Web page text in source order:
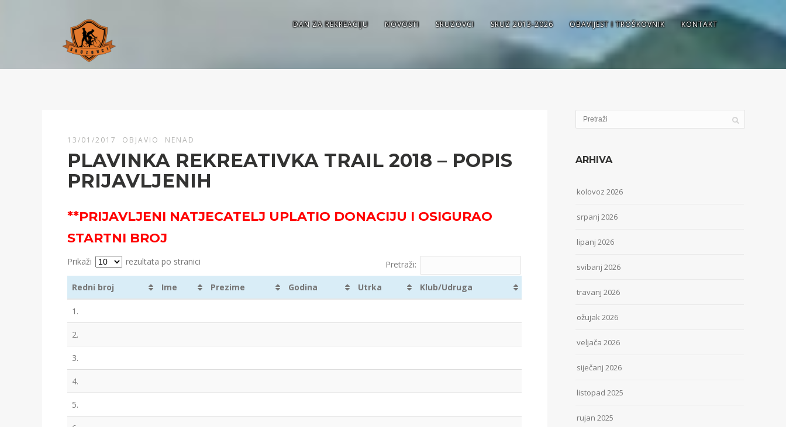
DAN ZA REKREACIJU NOVOSTI SRUZOVCI SRUZ 2013-2026 OBAVIJEST I TROŠKOVNIK KONTAKT
13/01/2017 OBJAVIO NENAD
PLAVINKA REKREATIVKA TRAIL 2018 – POPIS
PRIJAVLJENIH
**PRIJAVLJENI NATJECATELJ UPLATIO DONACIJU I OSIGURAO
STARTNI BROJ
Prikaži rezultata po stranici Pretraži:
Redni broj Ime Prezime Godina Utrka Klub/Udruga
1.
2.
3.
4.
5.
ARHIVA
kolovoz 2026
srpanj 2026
lipanj 2026
svibanj 2026
travanj 2026
ožujak 2026
veljača 2026
siječanj 2026
listopad 2025
rujan 2025